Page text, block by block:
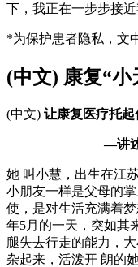
下，我正在一步步接
*为保护患者隐私，文
(中文) 康复“
(中文) 让康复医疗托
—讲
她 叫小慧，出生在江
小朋友一样是父母的
使，是对生活充满着
年5月的一天，突如其
腿失去行走的能力，
杂起来，活泼开 朗的